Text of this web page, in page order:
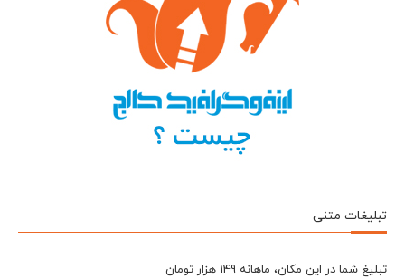
تبلیغات متنی
تبلیغ شما در این مکان، ماهانه 149 هزار تومان